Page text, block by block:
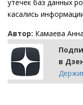
утечек баз данных
касались
Автор: Камаева Анна
в